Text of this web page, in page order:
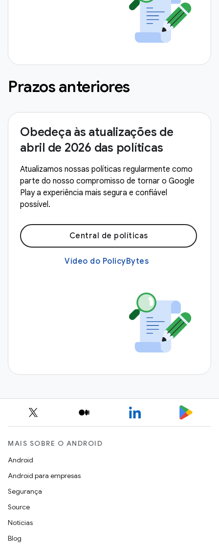
Prazos anteriores
Obedeça às atualizações de
abril de 2026 das políticas
Atualizamos nossas políticas regularmente como
parte do nosso compromisso de tornar o Google
Play a experiência mais segura e confiável
possível.
Central de políticas
Vídeo do PolicyBytes
MAIS SOBRE O ANDROID
Android
Android para empresas
Segurança
Source
Notícias
Blog